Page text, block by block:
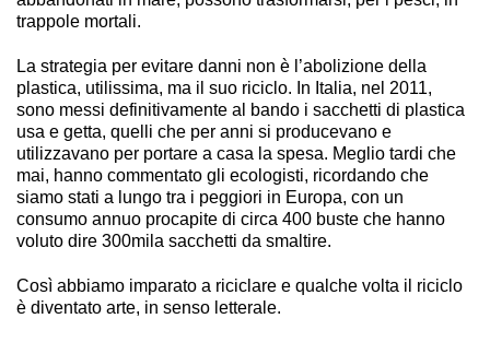
trappole mortali.
La strategia per evitare danni non è l’abolizione della
plastica, utilissima, ma il suo riciclo. In Italia, nel 2011,
sono messi definitivamente al bando i sacchetti di plastica
usa e getta, quelli che per anni si producevano e
utilizzavano per portare a casa la spesa. Meglio tardi che
mai, hanno commentato gli ecologisti, ricordando che
siamo stati a lungo tra i peggiori in Europa, con un
consumo annuo procapite di circa 400 buste che hanno
voluto dire 300mila sacchetti da smaltire.
Così abbiamo imparato a riciclare e qualche volta il riciclo
è diventato arte, in senso letterale.